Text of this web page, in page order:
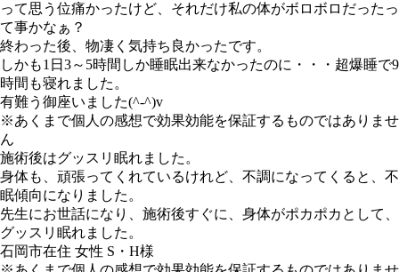
って思う位痛かったけど、それだけ私の体がボロボロだったっ
て事かなぁ？
終わった後、物凄く気持ち良かったです。
しかも1日3～5時間しか睡眠出来なかったのに・・・超爆睡で9
時間も寝れました。
有難う御座いました(^-^)v
※あくまで個人の感想で効果効能を保証するものではありませ
ん
施術後はグッスリ眠れました。
身体も、頑張ってくれているけれど、不調になってくると、不
眠傾向になりました。
先生にお世話になり、施術後すぐに、身体がポカポカとして、
グッスリ眠れました。
石岡市在住 女性 S・H様